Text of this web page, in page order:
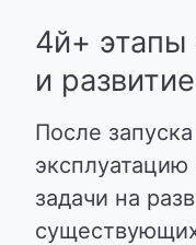
4й+
и
После
задачи на